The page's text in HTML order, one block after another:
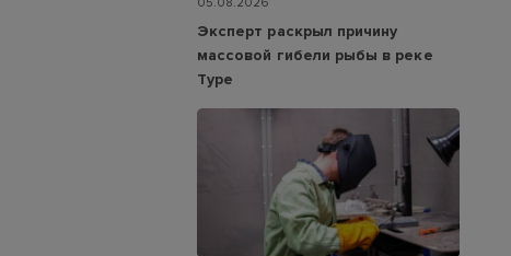
Эксперт раскрыл причину
массовой гибели рыбы в реке
Туре